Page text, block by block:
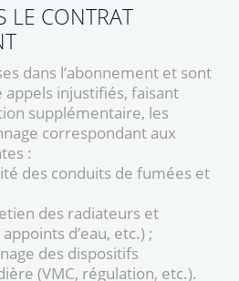
LE CONTRAT
dans l’abonnement et sont
injustifiés, faisant
supplémentaire, les
correspondant aux
:
des conduits de fumées et
des radiateurs et
d’eau, etc.) ;
des dispositifs
(VMC, régulation, etc.).